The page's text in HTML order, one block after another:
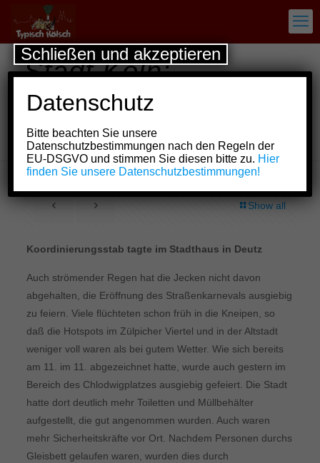
Stadt Köln:
Einsatzbilanz zu
Weiberfastnacht
2026
Show all
Koordinierungsstab tagte im Stadthaus in Deutz
Auch strömender Regen hat die Jecken nicht davon
abgehalten, die Eröffnung des Straßenkarnevals ausgiebig
zu feiern. Viele flüchteten schon früh in die Kneipen, so
daß die Hotspots im Zülpicher Viertel und in der Altstadt
weniger voll waren als bei gutem Wetter. Wie sich bereits
am 11. im 11. abgezeichnet hatte, wurde auch gestern im
Bereich des Chlodwigplatzes ausgiebig gefeiert. Die Stadt
hatte dort deutlich mehr Toiletten und Müllbehälter
aufgestellt, die gut angenommen wurden. Auch waren
mehr Sicherheitskräfte vor Ort. Nachdem Personen durchs
Gleisbett gelaufen waren, wurden dies durch
Datenschutz
Bitte beachten Sie unsere
Datenschutzbestimmungen nach den Regeln der
EU-DSGVO und stimmen Sie diesen bitte zu. Hier
finden Sie unsere Datenschutzbestimmungen!
Schließen und akzeptieren